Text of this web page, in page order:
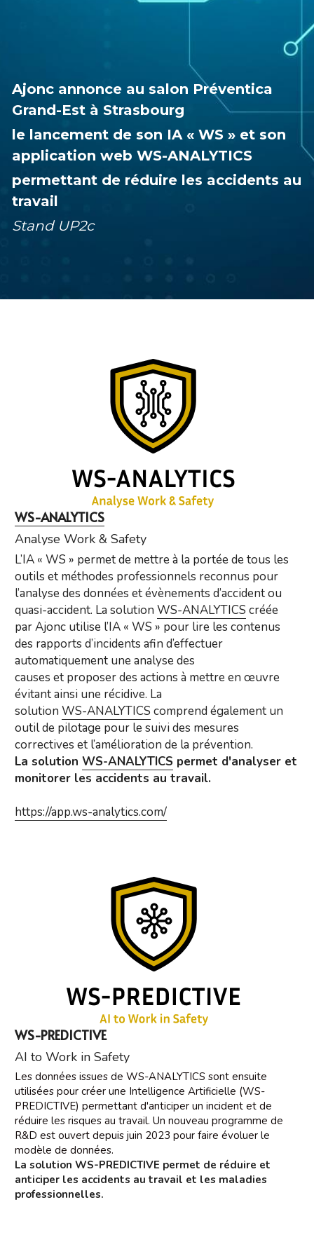
Ajonc annonce au salon Préventica
Grand-Est à Strasbourg
le lancement de son IA « WS » et son
application web WS-ANALYTICS
permettant de réduire les accidents au
travail
Stand UP2c
WS-ANALYTICS
Analyse Work & Safety
L’IA « WS » permet de mettre à la portée de tous les
outils et méthodes professionnels reconnus pour
l’analyse des données et évènements d’accident ou
quasi-accident. La solution WS-ANALYTICS créée
par Ajonc utilise l’IA « WS » pour lire les contenus
des rapports d’incidents afin d’effectuer
automatiquement une analyse des
causes et proposer des actions à mettre en œuvre
évitant ainsi une récidive. La
solution WS-ANALYTICS comprend également un
outil de pilotage pour le suivi des mesures
correctives et l’amélioration de la prévention.
La solution WS-ANALYTICS permet d'analyser et
monitorer les accidents au travail.
https://app.ws-analytics.com/
WS-PREDICTIVE
AI to Work in Safety
Les données issues de WS-ANALYTICS sont ensuite
utilisées pour créer une Intelligence Artificielle (WS-
PREDICTIVE) permettant d'anticiper un incident et de
réduire les risques au travail. Un nouveau programme de
R&D est ouvert depuis juin 2023 pour faire évoluer le
modèle de données.
La solution WS-PREDICTIVE permet de réduire et
anticiper les accidents au travail et les maladies
professionnelles.